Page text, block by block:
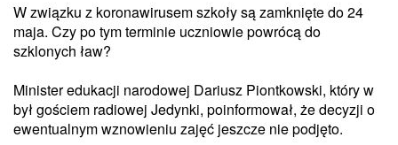
W związku z koronawirusem szkoły są zamknięte do 24
maja. Czy po tym terminie uczniowie powrócą do
szklonych ław?
Minister edukacji narodowej Dariusz Piontkowski, który w
był gościem radiowej Jedynki, poinformował, że decyzji o
ewentualnym wznowieniu zajęć jeszcze nie podjęto.